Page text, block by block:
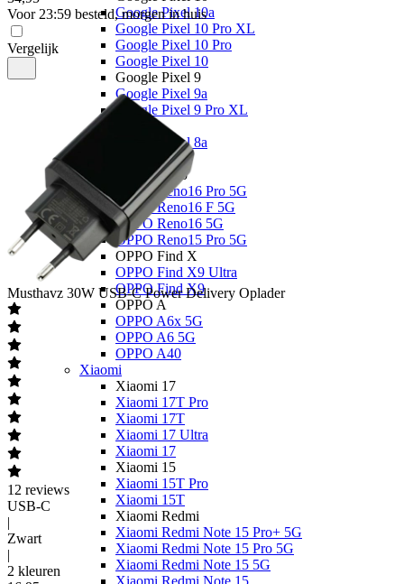
Google Pixel 10a
Google Pixel 10 Pro XL
Google Pixel 10 Pro
Google Pixel 10
Google Pixel 9
Google Pixel 9a
Google Pixel 9 Pro XL
Overige
Google Pixel 8a
OPPO Reno
OPPO Reno16 Pro 5G
OPPO Reno16 F 5G
OPPO Reno16 5G
OPPO Reno15 Pro 5G
OPPO Find X
OPPO Find X9 Ultra
OPPO Find X9
OPPO A
OPPO A6x 5G
OPPO A6 5G
OPPO A40
Xiaomi
Xiaomi 17
Xiaomi 17T Pro
Xiaomi 17T
Xiaomi 17 Ultra
Xiaomi 17
Xiaomi 15
Xiaomi 15T Pro
Xiaomi 15T
Xiaomi Redmi
Xiaomi Redmi Note 15 Pro+ 5G
Xiaomi Redmi Note 15 Pro 5G
Xiaomi Redmi Note 15 5G
Xiaomi Redmi Note 15
Voor 23:59 besteld, morgen in huis
Vergelijk
Musthavz 30W USB-C Power Delivery Oplader
12 reviews
USB-C
|
Zwart
|
2 kleuren